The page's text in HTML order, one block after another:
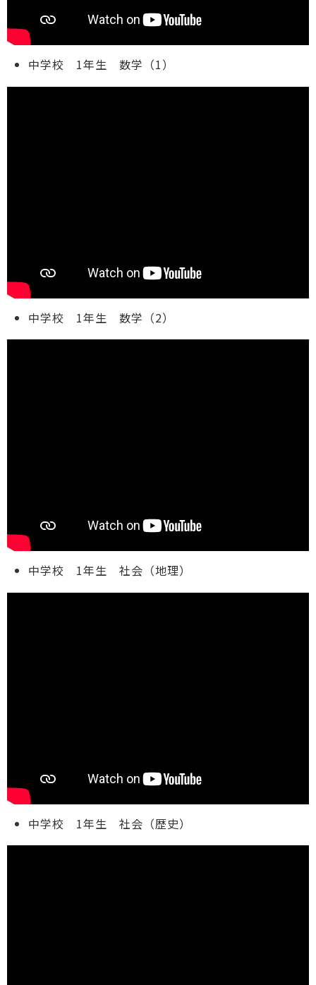
中学校 1年生 数学（1）
中学校 1年生 数学（2）
中学校 1年生 社会（地理）
中学校 1年生 社会（歴史）